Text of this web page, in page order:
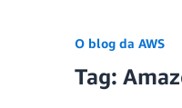
O blog da AWS
Tag: